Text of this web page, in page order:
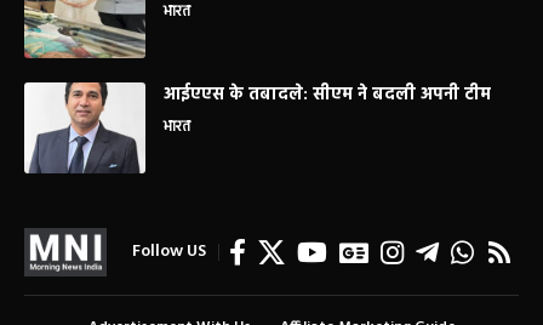
भारत
आईएएस के तबादले: सीएम ने बदली अपनी टीम
भारत
Follow US